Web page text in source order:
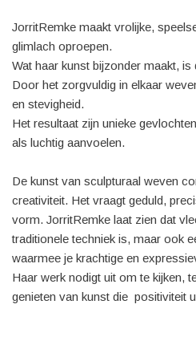
JorritRemke maakt vrolijke,
glimlach oproepen.
Wat haar kunst bijzonder maakt,
Door het zorgvuldig in elkaar
en stevigheid.
Het resultaat zijn unieke
als luchtig aanvoelen.
De kunst van sculpturaal weven
creativiteit. Het vraagt geduld,
vorm. JorritRemke laat zien dat
traditionele techniek is, maar ook
waarmee je krachtige en
Haar werk nodigt uit om te kijken,
genieten van kunst die positiviteit